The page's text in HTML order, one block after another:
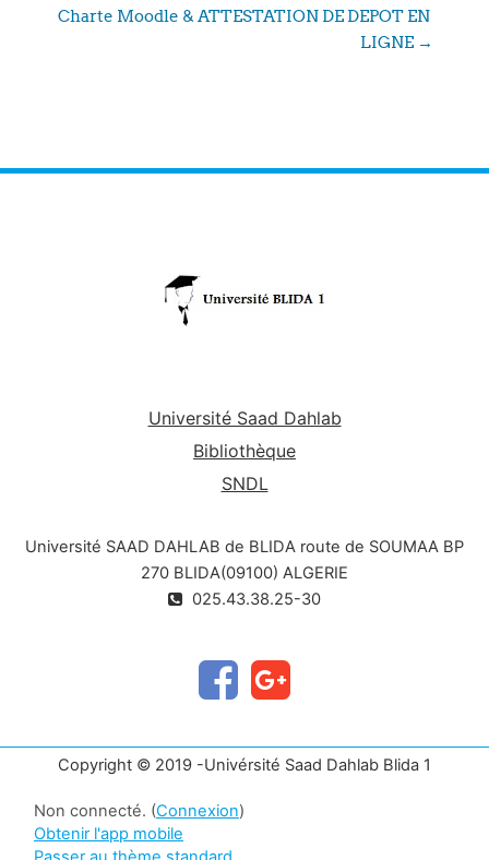
Charte Moodle & ATTESTATION DE DEPOT EN
LIGNE →
Université Saad Dahlab
Bibliothèque
SNDL
Université SAAD DAHLAB de BLIDA route de SOUMAA BP
270 BLIDA(09100) ALGERIE
025.43.38.25-30
Copyright © 2019 -Univérsité Saad Dahlab Blida 1
Non connecté. (Connexion)
Obtenir l'app mobile